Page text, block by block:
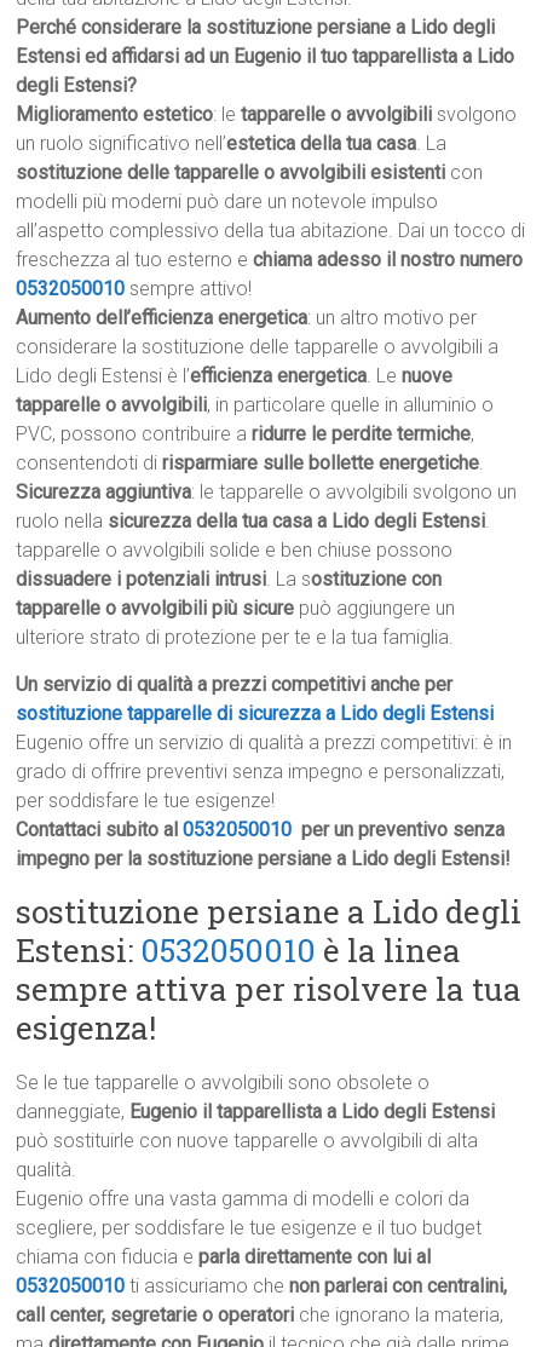
Perché considerare la sostituzione persiane a Lido degli
Estensi ed affidarsi ad un Eugenio il tuo tapparellista a Lido
degli Estensi?
Miglioramento estetico: letapparelle o avvolgibili svolgono
un ruolo significativo nell’estetica della tua casa. La
sostituzione delle tapparelle o avvolgibili esistenti con
modelli più moderni può dare un notevole impulso
all’aspetto complessivo della tua abitazione. Dai un tocco di
freschezza al tuo esterno echiama adesso il nostro numero
0532050010 sempre attivo!
Aumento dell’efficienza energetica: un altro motivo per
considerare la sostituzione delle tapparelle o avvolgibili a
Lido degli Estensi è l’efficienza energetica. Lenuove
tapparelle o avvolgibili, in particolare quelle in alluminio o
PVC, possono contribuire aridurre le perdite termiche,
consentendoti dirisparmiare sulle bollette energetiche.
Sicurezza aggiuntiva: le tapparelle o avvolgibili svolgono un
ruolo nella sicurezza della tua casa a Lido degli Estensi.
tapparelle o avvolgibili solide e ben chiuse possono
dissuadere i potenziali intrusi. La sostituzione con
tapparelle o avvolgibili più sicure può aggiungere un
ulteriore strato di protezione per te e la tua famiglia.
Un servizio di qualità a prezzi competitivi anche per
sostituzione tapparelle di sicurezza a Lido degli Estensi
Eugenio offre un servizio di qualità a prezzi competitivi: è in
grado di offrire preventivi senza impegno e personalizzati,
per soddisfare le tue esigenze!
Contattaci subito al0532050010 per un preventivo senza
impegno per la sostituzione persiane a Lido degli Estensi!
sostituzione persiane a Lido degli
Estensi: 0532050010 è la linea
sempre attiva per risolvere la tua
esigenza!
Se le tue tapparelle o avvolgibili sono obsolete o
danneggiate, Eugenio il tapparellista a Lido degli Estensi
può sostituirle con nuove tapparelle o avvolgibili di alta
qualità.
Eugenio offre una vasta gamma di modelli e colori da
scegliere, per soddisfare le tue esigenze e il tuo budget
chiama con fiducia eparla direttamente con lui al
0532050010 ti assicuriamo chenon parlerai con centralini,
call center, segretarie o operatori che ignorano la materia,